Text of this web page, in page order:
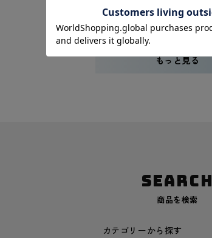
もっと見る
SEARCH
商品を検索
カテゴリーから探す